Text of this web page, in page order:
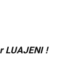
LUAJENI !